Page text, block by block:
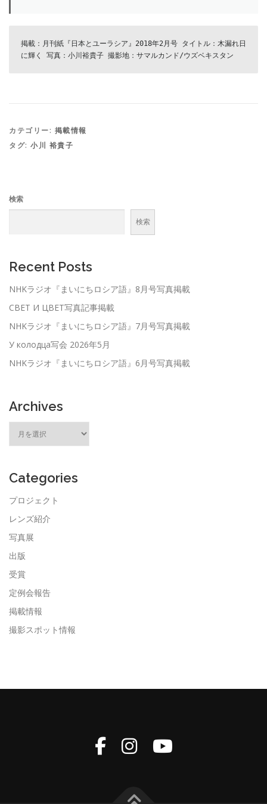
掲載：月刊紙『日本とユーラシア』2018年2月号 タイトル：木漏れ日
に輝く 写真：小川裕貴子 撮影地：サマルカンド/ウズベキスタン
カテゴリー: 掲載情報
タグ: 小川 裕貴子
検索
検索
Recent Posts
NHKラジオ『まいにちロシア語』8月号写真掲載
СВЕТ И ЦВЕТ写真記事掲載
NHKラジオ『まいにちロシア語』7月号写真掲載
У колодца写会 2026年5月
NHKラジオ『まいにちロシア語』6月号写真掲載
Archives
ブ
Categories
プロジェクト
レンズ紹介
写真展
出版
受賞
定例会報告
掲載情報
撮影スポット情報